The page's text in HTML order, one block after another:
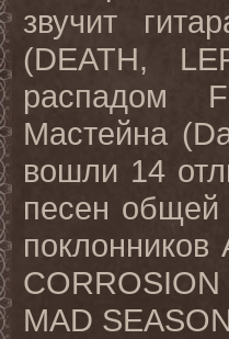
звучит
(DEATH,
распадом
Мастейна
вошли 14
песен общей
MAD